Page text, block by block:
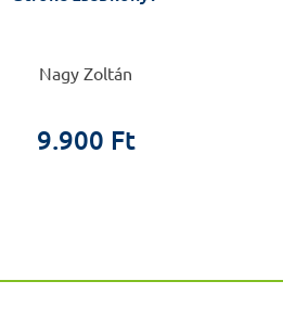
Nagy Zoltán
9.900 Ft